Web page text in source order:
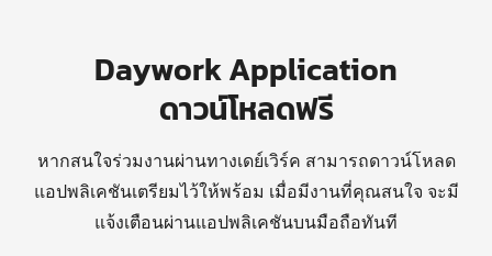
Daywork Application
ดาวน์โหลดฟรี
หากสนใจร่วมงานผ่านทางเดย์เวิร์ค สามารถดาวน์โหลด
แอปพลิเคชันเตรียมไว้ให้พร้อม เมื่อมีงานที่คุณสนใจ จะมี
แจ้งเตือนผ่านแอปพลิเคชันบนมือถือทันที